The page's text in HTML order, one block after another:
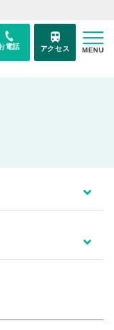
電話 アクセス MENU